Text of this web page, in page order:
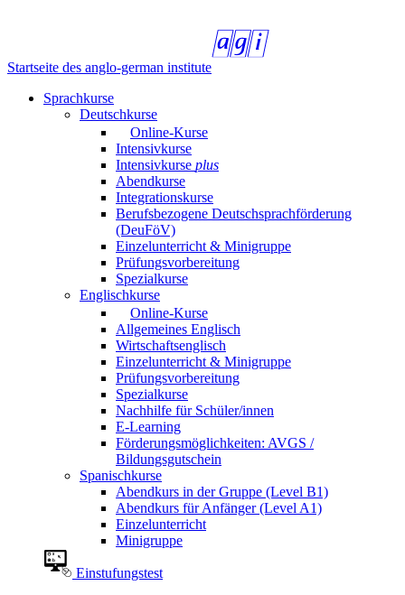
Startseite des anglo-german institute
Sprachkurse
Deutschkurse
Online-Kurse
Intensivkurse
Intensivkurse plus
Abendkurse
Integrationskurse
Berufsbezogene Deutschsprachförderung
(DeuFöV)
Einzelunterricht & Minigruppe
Prüfungsvorbereitung
Spezialkurse
Englischkurse
Online-Kurse
Allgemeines Englisch
Wirtschaftsenglisch
Einzelunterricht & Minigruppe
Prüfungsvorbereitung
Spezialkurse
Nachhilfe für Schüler/innen
E-Learning
Förderungsmöglichkeiten: AVGS /
Bildungsgutschein
Spanischkurse
Abendkurs in der Gruppe (Level B1)
Abendkurs für Anfänger (Level A1)
Einzelunterricht
Minigruppe
Einstufungstest